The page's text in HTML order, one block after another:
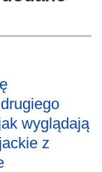
wyglądają
z